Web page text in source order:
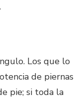
Los que lo
de piernas
pie; si toda la